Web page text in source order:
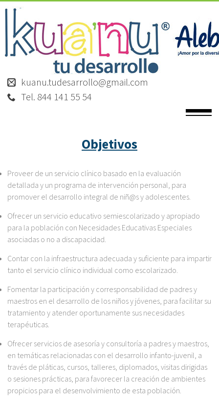
kuanu.tudesarrollo@gmail.com
Tel. 844 141 55 54
Objetivos
Proveer de un servicio clínico basado en la evaluación
detallada y un programa de intervención personal, para
promover el desarrollo integral de niñ@s y adolescentes.
Ofrecer un servicio educativo semiescolarizado y apropiado
para la población con Necesidades Educativas Especiales
asociadas o no a discapacidad.
Contar con la infraestructura adecuada y suficiente para impartir
tanto el servicio clínico individual como escolarizado.
Fomentar la participación y corresponsabilidad de padres y
maestros en el desarrollo de los niños y jóvenes, para facilitar su
tratamiento y atender oportunamente sus necesidades
terapéuticas.
Ofrecer servicios de asesoría y consultoría a padres y maestros,
en temáticas relacionadas con el desarrollo infanto-juvenil, a
través de pláticas, cursos, talleres, diplomados, visitas dirigidas
o sesiones prácticas, para favorecer la creación de ambientes
propicios para el desenvolvimiento de esta población.